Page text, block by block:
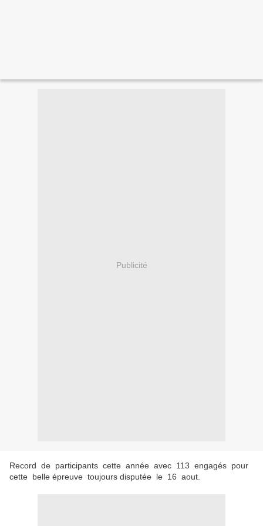
Publicité
Record de participants cette année avec 113 engagés pour
cette belle épreuve toujours disputée le 16 aout.